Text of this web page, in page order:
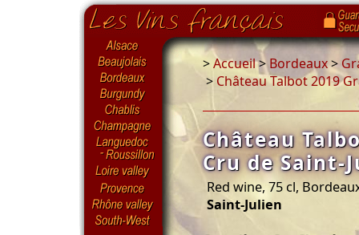
>Accueil>Bordeaux>
> Château Talbot 2019
Château
Cru de Saint-
Red wine, 75 cl,
Saint-Julien